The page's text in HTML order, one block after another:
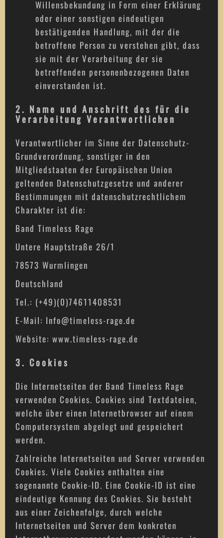
Willensbekundung in Form einer Erklärung
oder einer sonstigen eindeutigen
bestätigenden Handlung, mit der die
betroffene Person zu verstehen gibt, dass
sie mit der Verarbeitung der sie
betreffenden personenbezogenen Daten
einverstanden ist.
2. Name und Anschrift des für die
Verarbeitung Verantwortlichen
Verantwortlicher im Sinne der Datenschutz-
Grundverordnung, sonstiger in den
Mitgliedstaaten der Europäischen Union
geltenden Datenschutzgesetze und anderer
Bestimmungen mit datenschutzrechtlichem
Charakter ist die:
Band Timeless Rage
Untere Hauptstraße 26/1
78573 Wurmlingen
Deutschland
Tel.: (+49)(0)74611408531
E-Mail: Info@timeless-rage.de
Website: www.timeless-rage.de
3. Cookies
Die Internetseiten der Band Timeless Rage
verwenden Cookies. Cookies sind Textdateien,
welche über einen Internetbrowser auf einem
Computersystem abgelegt und gespeichert
werden.
Zahlreiche Internetseiten und Server verwenden
Cookies. Viele Cookies enthalten eine
sogenannte Cookie-ID. Eine Cookie-ID ist eine
eindeutige Kennung des Cookies. Sie besteht
aus einer Zeichenfolge, durch welche
Internetseiten und Server dem konkreten